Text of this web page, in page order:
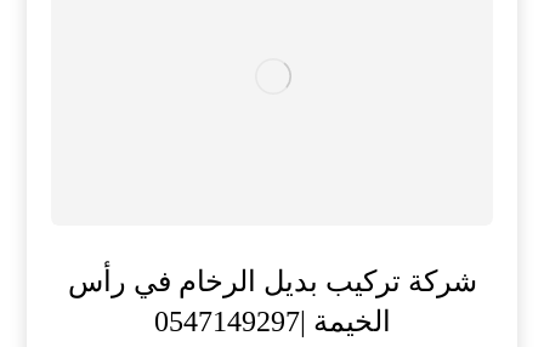
شركة تركيب بديل الرخام في رأس
الخيمة |0547149297